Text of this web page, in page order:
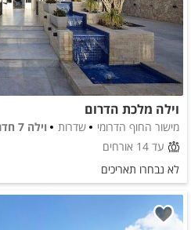
וילה מלכת הדרום
מישור החוף הדרומי שדרות
וילה 7 חדרים
עד 14 אורחים
לא נבחרו תאריכים